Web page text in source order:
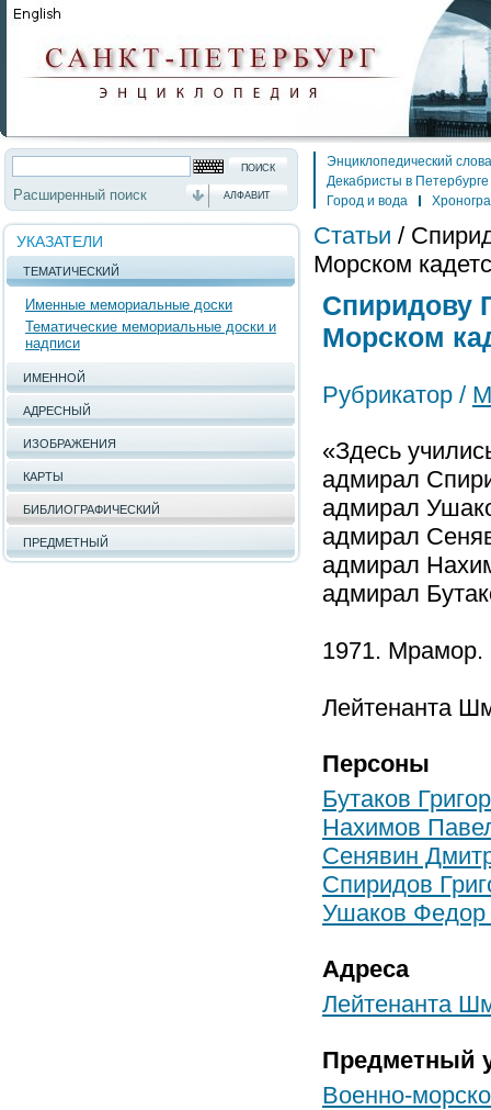
Расширенный поиск АЛФАВИТ
УКАЗАТЕЛИ
ТЕМАТИЧЕСКИЙ
Именные мемориальные доски
Тематические мемориальные доски и
надписи
ИМЕННОЙ
АДРЕСНЫЙ
ИЗОБРАЖЕНИЯ
КАРТЫ
БИБЛИОГРАФИЧЕСКИЙ
ПРЕДМЕТНЫЙ
Энциклопедический
Декабристы в Петербурге
Город и вода
Статьи /
Морском
Спиридову
Морском
Рубрикатор /
«Здесь
адмирал
адмирал
адмирал
адмирал
адмирал
1971. Мрамор.
Лейтенанта
Персоны
Бутаков
Нахимов
Сенявин
Спиридов
Ушаков Федор
Адреса
Лейтенанта
Предметный
Военно-